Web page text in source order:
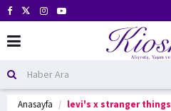
Anasayfa levi's x stranger things